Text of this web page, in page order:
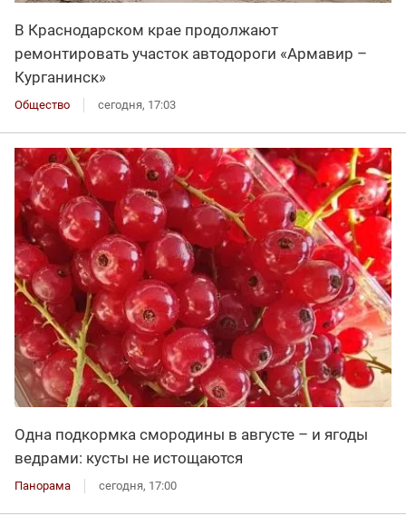
В Краснодарском крае продолжают
ремонтировать участок автодороги «Армавир –
Курганинск»
Общество сегодня, 17:03
Одна подкормка смородины в августе – и ягоды
ведрами: кусты не истощаются
Панорама сегодня, 17:00